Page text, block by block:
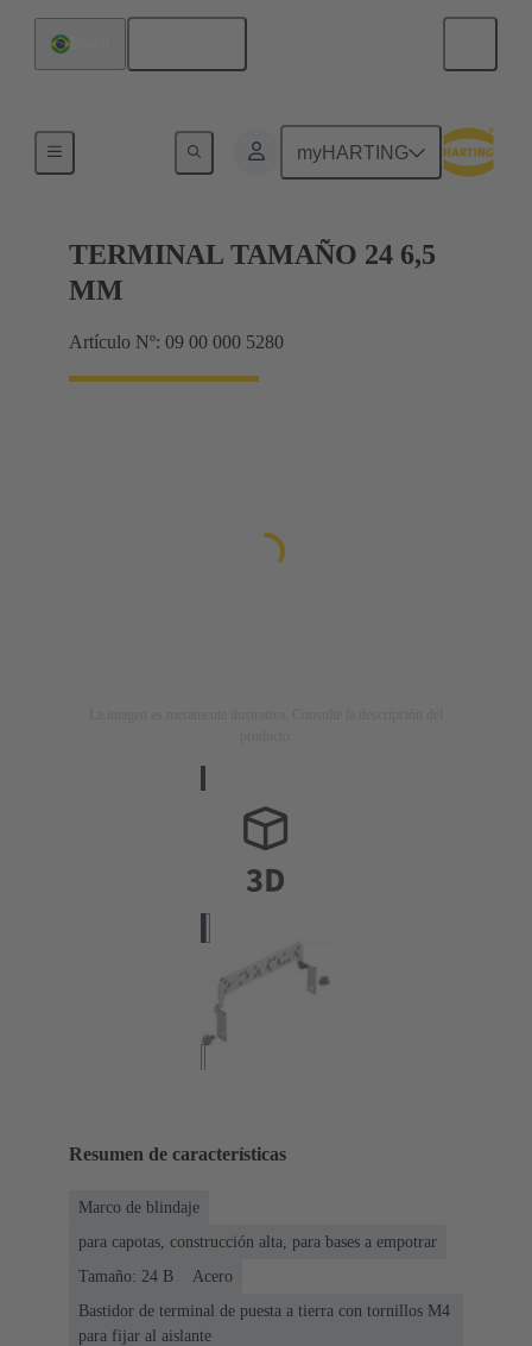
myHARTING
Bastidor de blindaje, bastidores de abrazadera
TERMINAL TAMAÑO 24 6,5
MM
Artículo Nº: 09 00 000 5280
Resumen de características
Marco de blindaje
para capotas, construcción alta, para bases a empotrar
Tamaño: 24 B
Acero
Bastidor de terminal de puesta a tierra con tornillos M4
para fijar al aislante